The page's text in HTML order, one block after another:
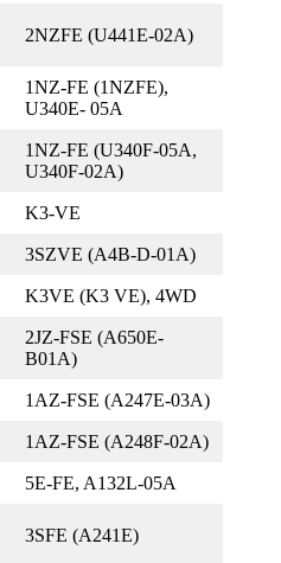
2NZFE (U441E-02A)
1NZ-FE (1NZFE),
U340E- 05A
1NZ-FE (U340F-05A,
U340F-02A)
K3-VE
3SZVE (A4B-D-01A)
K3VE (K3 VE), 4WD
2JZ-FSE (A650E-
B01A)
1AZ-FSE (A247E-03A)
1AZ-FSE (A248F-02A)
5E-FE, A132L-05A
3SFE (A241E)